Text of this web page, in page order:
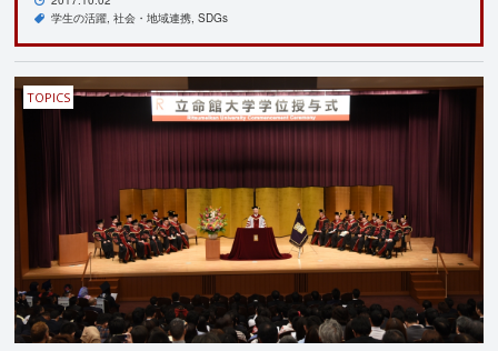
学生の活躍 社会・地域連携 SDGs
TOPICS